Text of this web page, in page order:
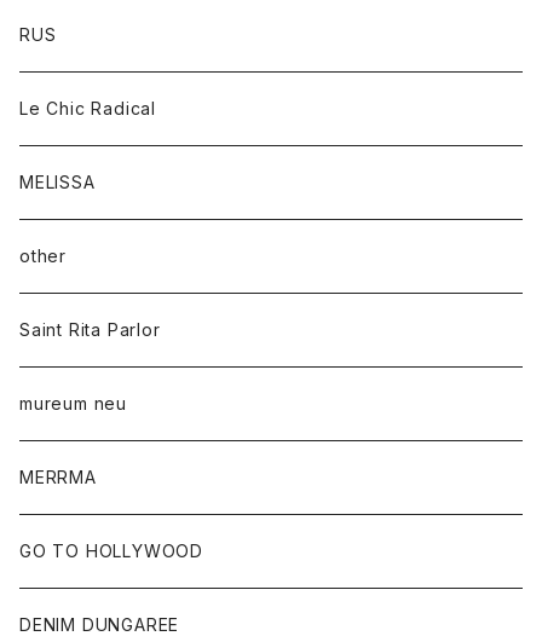
RUS
Le Chic Radical
MELISSA
other
Saint Rita Parlor
mureum neu
MERRMA
GO TO HOLLYWOOD
DENIM DUNGAREE